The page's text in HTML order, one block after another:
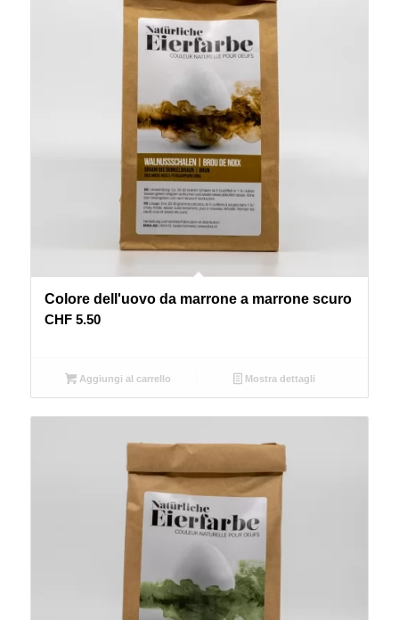
Colore dell'uovo da marrone a marrone scuro
CHF5.50
Aggiungi al carrello Mostra dettagli